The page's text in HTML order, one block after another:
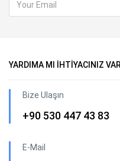
YARDIMA MI İHTİYACINIZ
Bize Ulaşın
+90 530 447 43 83
E-Mail